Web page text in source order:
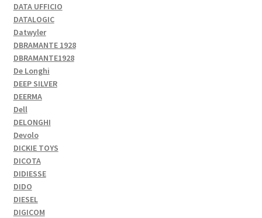
DATA UFFICIO
DATALOGIC
Datwyler
DBRAMANTE 1928
DBRAMANTE1928
De Longhi
DEEP SILVER
DEERMA
Dell
DELONGHI
Devolo
DICKIE TOYS
DICOTA
DIDIESSE
DIDO
DIESEL
DIGICOM